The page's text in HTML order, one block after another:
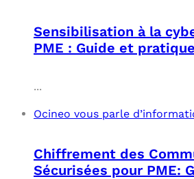
Sensibilisation à la
PME : Guide et
...
Ocineo vous parle
Chiffrement des
Sécurisées pour PME: